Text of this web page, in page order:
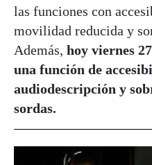
las funciones con
movilidad reducida y
Además, hoy viernes
una función de
audiodescripción y
sordas.